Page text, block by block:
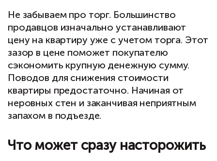
Не забываем про торг. Большинство
продавцов изначально устанавливают
цену на квартиру уже с учетом торга. Этот
зазор в цене поможет покупателю
сэкономить крупную денежную сумму.
Поводов для снижения стоимости
квартиры предостаточно. Начиная от
неровных стен и заканчивая неприятным
запахом в подъезде.
Что может сразу насторожить